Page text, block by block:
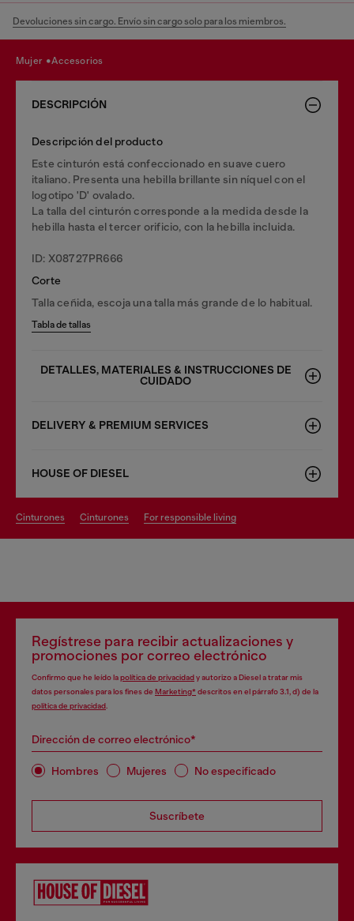
Devoluciones sin cargo. Envío sin cargo solo para los miembros.
mujer accesorios
DESCRIPCIÓN
Descripción del producto
Este cinturón está confeccionado en suave cuero
italiano. Presenta una hebilla brillante sin níquel con el
logotipo 'D' ovalado.
La talla del cinturón corresponde a la medida desde la
hebilla hasta el tercer orificio, con la hebilla incluida.
ID: X08727PR666
Corte
Talla ceñida, escoja una talla más grande de lo habitual.
Tabla de tallas
DETALLES, MATERIALES & INSTRUCCIONES DE
CUIDADO
DELIVERY & PREMIUM SERVICES
HOUSE OF DIESEL
cinturones cinturones for responsible living
Regístrese para recibir actualizaciones y
promociones por correo electrónico
Confirmo que he leído lapolítica de privacidady autorizo a Diesel a tratar mis
datos personales para los fines de Marketing*descritos en el párrafo 3.1, d) de la
política de privacidad
Dirección de correo electrónico*
Hombres Mujeres No especificado
Suscríbete